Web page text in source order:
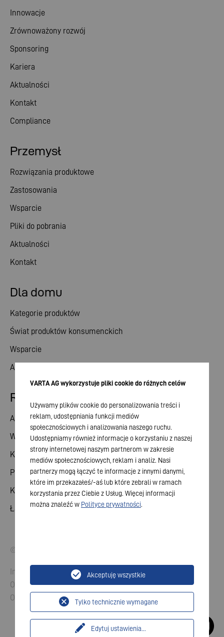
Innowacje
Zrównoważony rozwój
Sponsoring
Kariera
Aktualności
Kontakt
Compliance
Dla domu
Kategorie produktów
Świat produktów konsumenckich
Wsparcie
Aktualności
Przemysł
Rozwiązania produktowe
Zastosowania
Wsparcie
Pliki do pobrania
Aktualności
Kontakt
Relacje inwestorskie
Akcje
Walne zgromadzenie
Kalendarz finansowy
Publikacje
Kontakt dla inwestorów
Ład korporacyjny
© 2026 VARTA AG. Wszelkie prawa zastrzeżone.
Imprint
Ochrona danych
Ogólne Warunki Handlowe
VARTA AG wykorzystuje pliki cookie do różnych celów
Używamy plików cookie do personalizowania treści i
reklam, udostępniania funkcji mediów
społecznościowych i analizowania naszego ruchu.
Udostępniamy również informacje o korzystaniu z naszej
strony internetowej naszym partnerom w zakresie
mediów społecznościowych, reklam i analiz. Nasi
partnerzy mogą łączyć te informacje z innymi danymi,
które im przekazałeś/-aś lub które zebrali w ramach
korzystania przez Ciebie z Usług. Więcej informacji
można znaleźć w Polityce prywatności.
Edytuj ustawienia...
Tylko technicznie wymagane
Akceptuję wszystkie